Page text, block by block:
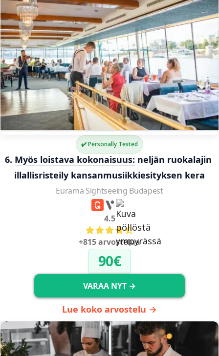
✔️ Personally Tested
6. Myös loistava kokonaisuus: neljän ruokalajin
illallisristeily kansanmusiikkiesityksen kera
Eurama Sightseeing Budapest
4.5
+815 arvostelua
90€
VARAA NYT →
Lue koko arvostelu →